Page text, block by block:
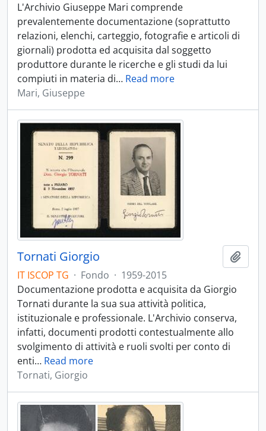
L'Archivio Giuseppe Mari comprende
prevalentemente documentazione (soprattutto
relazioni, elenchi, carteggio, fotografie e articoli di
giornali) prodotta ed acquisita dal soggetto
produttore durante le ricerche e gli studi da lui
compiuti in materia di… Read more
Mari, Giuseppe
Tornati Giorgio
IT ISCOP TG · Fondo · 1959-2015
Documentazione prodotta e acquisita da Giorgio
Tornati durante la sua sua attività politica,
istituzionale e professionale. L'Archivio conserva,
infatti, documenti prodotti contestualmente allo
svolgimento di attività e ruoli svolti per conto di
enti… Read more
Tornati, Giorgio